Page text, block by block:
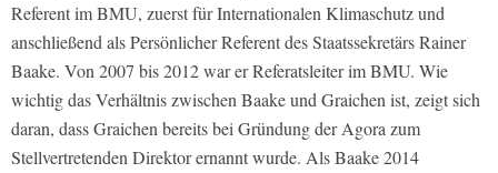
Referent im BMU, zuerst für Internationalen Klimaschutz und
anschließend als Persönlicher Referent des Staatssekretärs Rainer
Baake. Von 2007 bis 2012 war er Referatsleiter im BMU. Wie
wichtig das Verhältnis zwischen Baake und Graichen ist, zeigt sich
daran, dass Graichen bereits bei Gründung der Agora zum
Stellvertretenden Direktor ernannt wurde. Als Baake 2014